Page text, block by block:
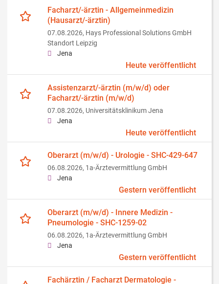
Facharzt/-ärztin - Allgemeinmedizin
(Hausarzt/-ärztin)
07.08.2026, Hays Professional Solutions GmbH
Standort Leipzig
Jena
Heute veröffentlicht
Assistenzarzt/-ärztin (m/w/d) oder
Facharzt/-ärztin (m/w/d)
07.08.2026, Universitätsklinikum Jena
Jena
Heute veröffentlicht
Oberarzt (m/w/d) - Urologie - SHC-429-647
06.08.2026, 1a-Ärztevermittlung GmbH
Jena
Gestern veröffentlicht
Oberarzt (m/w/d) - Innere Medizin -
Pneumologie - SHC-1259-02
06.08.2026, 1a-Ärztevermittlung GmbH
Jena
Gestern veröffentlicht
Fachärztin / Facharzt Dermatologie -